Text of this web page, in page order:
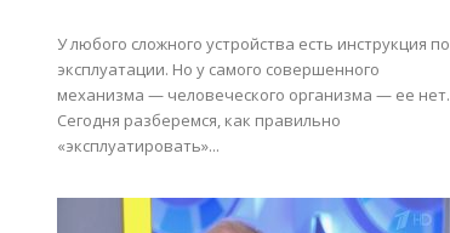
У любого сложного устройства есть инструкция по
эксплуатации. Но у самого совершенного
механизма — человеческого организма — ее нет.
Сегодня разберемся, как правильно
«эксплуатировать»...